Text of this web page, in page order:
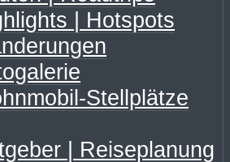
| Hotspots
Stellplätze
| Reiseplanung